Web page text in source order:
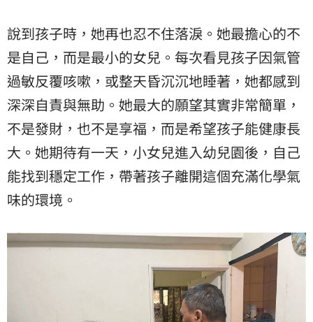
說到孩子時，她再也忍不住落淚。她最擔心的不
是自己，而是最小的女兒。每次看見孩子因氣管
過敏反覆咳嗽，或整天昏沉沉地睡著，她都感到
深深自責與無助。她最大的願望其實非常簡單，
不是發財，也不是享福，而是希望孩子能健康長
大。她期待有一天，小女兒進入幼兒園後，自己
能找到穩定工作，帶著孩子離開這個充滿化學氣
味的環境。